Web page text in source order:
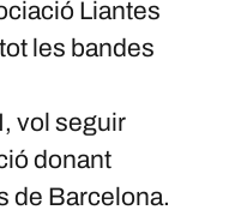
Liantes
les bandes
vol seguir
donant
de Barcelona.